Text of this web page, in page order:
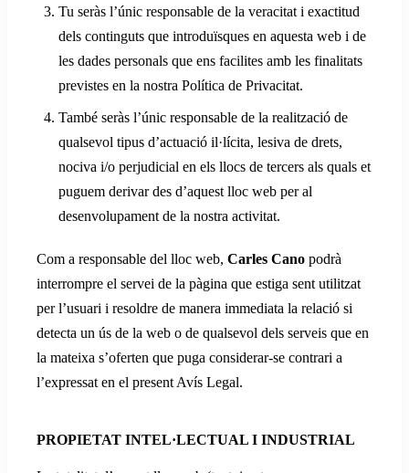
Tu seràs l’únic responsable de la veracitat i exactitud
dels continguts que introduïsques en aquesta web i de
les dades personals que ens facilites amb les finalitats
previstes en la nostra Política de Privacitat.
També seràs l’únic responsable de la realització de
qualsevol tipus d’actuació il·lícita, lesiva de drets,
nociva i/o perjudicial en els llocs de tercers als quals et
puguem derivar des d’aquest lloc web per al
desenvolupament de la nostra activitat.
Com a responsable del lloc web, Carles Cano podrà
interrompre el servei de la pàgina que estiga sent utilitzat
per l’usuari i resoldre de manera immediata la relació si
detecta un ús de la web o de qualsevol dels serveis que en
la mateixa s’oferten que puga considerar-se contrari a
l’expressat en el present Avís Legal.
PROPIETAT INTEL·LECTUAL I INDUSTRIAL